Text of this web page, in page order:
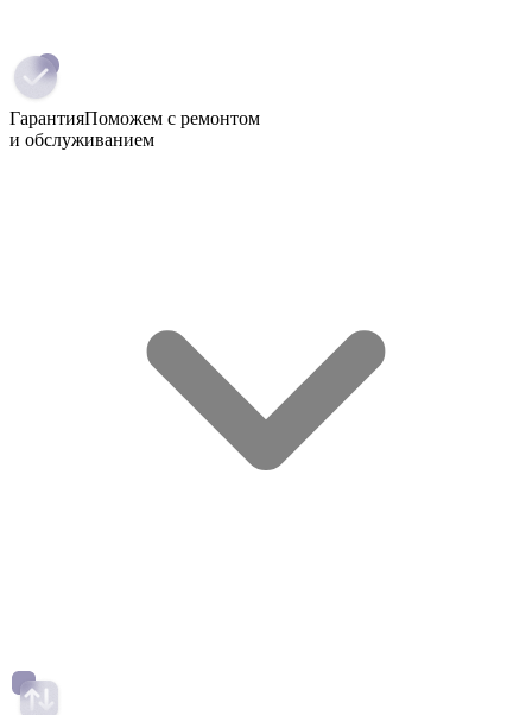
ГарантияПоможем с ремонтом
и обслуживанием